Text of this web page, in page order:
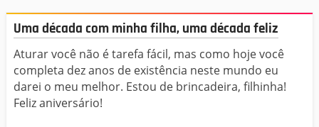
Uma década com minha filha, uma década feliz
Aturar você não é tarefa fácil, mas como hoje você
completa dez anos de existência neste mundo eu
darei o meu melhor. Estou de brincadeira, filhinha!
Feliz aniversário!